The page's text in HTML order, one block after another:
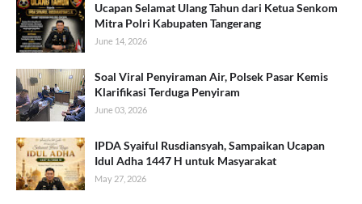
Ucapan Selamat Ulang Tahun dari Ketua Senkom
Mitra Polri Kabupaten Tangerang
June 14, 2026
Soal Viral Penyiraman Air, Polsek Pasar Kemis
Klarifikasi Terduga Penyiram
June 03, 2026
IPDA Syaiful Rusdiansyah, Sampaikan Ucapan
Idul Adha 1447 H untuk Masyarakat
May 27, 2026